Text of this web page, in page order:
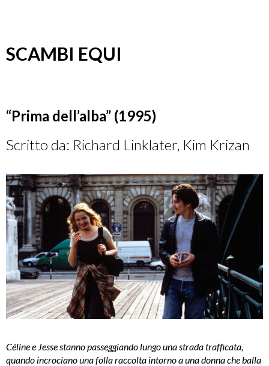
SCAMBI EQUI
“Prima dell’alba” (1995)
Scritto da: Richard Linklater, Kim Krizan
Céline e Jesse stanno passeggiando lungo una strada trafficata,
quando incrociano una folla raccolta intorno a una donna che balla